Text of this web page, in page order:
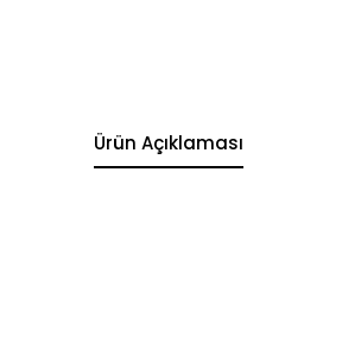
Ürün Açıklaması